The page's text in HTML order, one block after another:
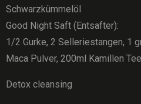
Schwarzkümmelöl
Good Night Saft (Entsafter):
1/2 Gurke, 2 Selleriestangen, 1
Maca Pulver, 200ml Kamillen Tee
Detox cleansing